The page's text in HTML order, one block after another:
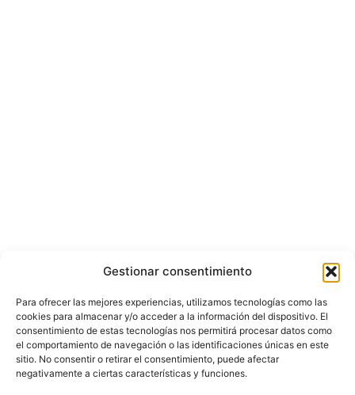
Gestionar consentimiento
Para ofrecer las mejores experiencias, utilizamos tecnologías como las
cookies para almacenar y/o acceder a la información del dispositivo. El
consentimiento de estas tecnologías nos permitirá procesar datos como
el comportamiento de navegación o las identificaciones únicas en este
sitio. No consentir o retirar el consentimiento, puede afectar
negativamente a ciertas características y funciones.